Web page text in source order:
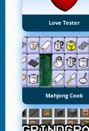
Love Tester
Mahjong Cook